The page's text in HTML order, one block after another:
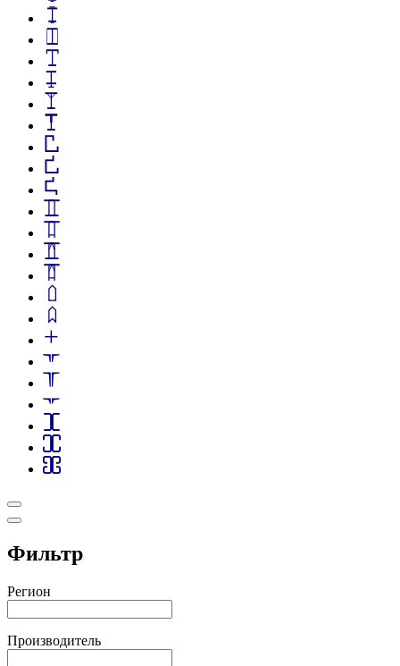
Фильтр
Регион
Производитель